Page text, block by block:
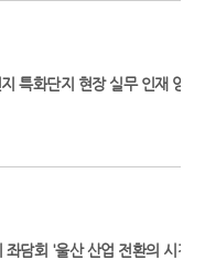
특화단지 현장 실무 인재 양
좌담회 '울산 산업 전환의 시간